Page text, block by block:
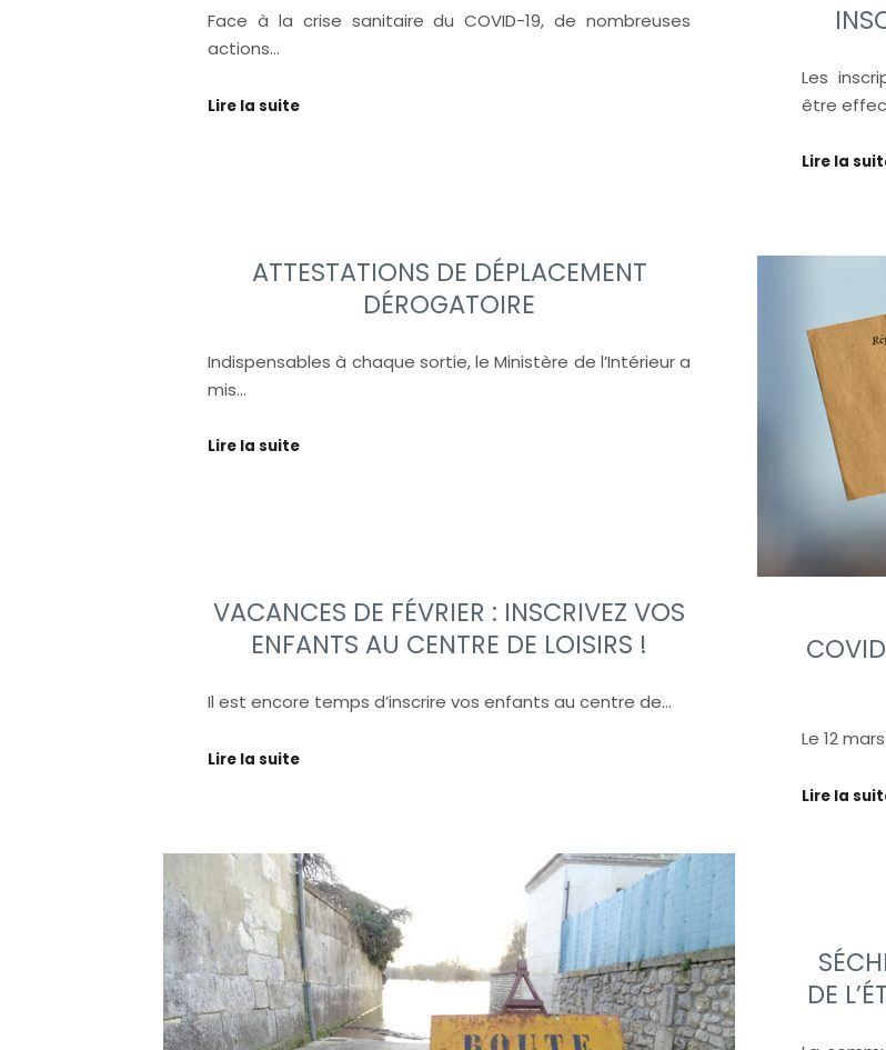
Les
être
Lire la
Face à la crise sanitaire du COVID-19, de nombreuses
actions…
Lire la suite
ATTESTATIONS DE DÉPLACEMENT
DÉROGATOIRE
Indispensables à chaque sortie, le Ministère de l’Intérieur a
mis…
Lire la suite
Le 12
Lire la
VACANCES DE FÉVRIER : INSCRIVEZ VOS
ENFANTS AU CENTRE DE LOISIRS !
Il est encore temps d’inscrire vos enfants au centre de…
Lire la suite
DE